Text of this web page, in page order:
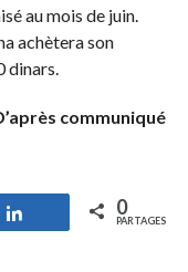
au mois de juin.
achètera son
communiqué
Partagez 0
PARTAGES